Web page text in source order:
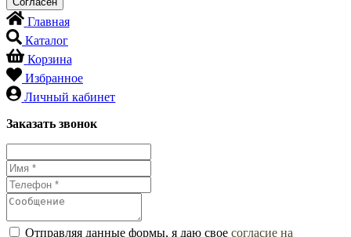
Главная
Каталог
Корзина
Избранное
Личный кабинет
Заказать звонок
Отправляя данные формы, я даю свое согласие на